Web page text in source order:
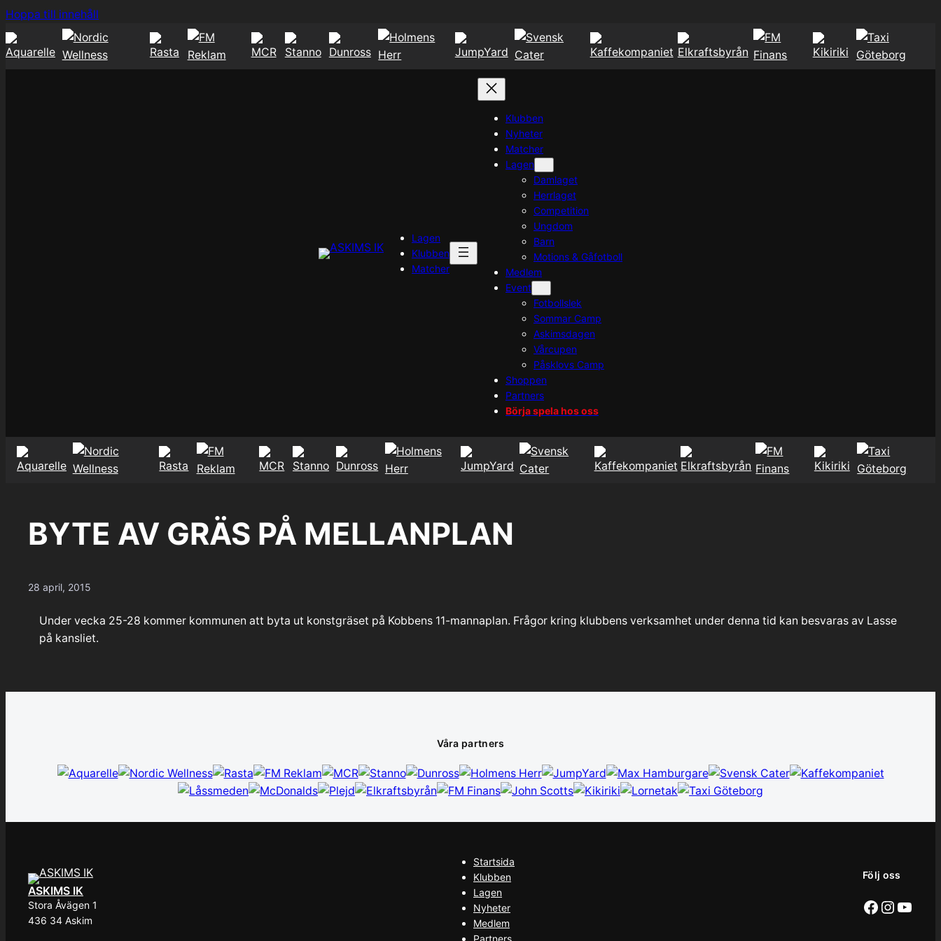
Hoppa till innehåll
till
Lagen
Klubben
Matcher
Klubben
Nyheter
Matcher
Lagen
Damlaget
Herrlaget
Competition
Ungdom
Barn
Motions & Gåfotboll
Medlem
Event
Fotbollslek
Sommar Camp
Askimsdagen
Vårcupen
Påsklovs Camp
Shoppen
Partners
Börja spela hos oss
BYTE AV GRÄS PÅ MELLANPLAN
28 april, 2015
Under vecka 25-28 kommer kommunen att byta ut konstgräset på Kobbens 11-mannaplan. Frågor kring klubbens verksamhet under denna tid kan besvaras av Lasse
på kansliet.
Våra partners
ASKIMS IK
Stora Åvägen 1
436 34 Askim
Startsida
Klubben
Lagen
Nyheter
Medlem
Följ oss
Facebook